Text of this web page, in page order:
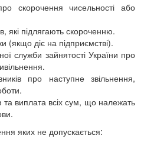
скорочення чисельності або
які підлягають скороченню.
(якщо діє на підприємстві).
служби зайнятості України про
про наступне звільнення,
та виплата всіх сум, що належать
яких не допускається: